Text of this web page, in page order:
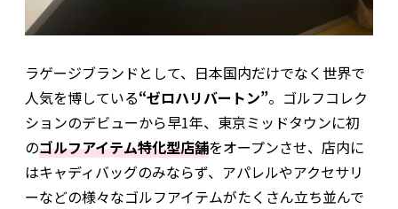
ラゲージブランドとして、日本国内だけでなく世界で
人気を博している“ゼロハリバートン”。ゴルフコレク
ションのデビューから早1年、東京ミッドタウンに初
のゴルフアイテム特化型店舗をオープンさせ、店内に
はキャディバッグのみならず、アパレルやアクセサリ
ーなどの様々なゴルフアイテムがたくさん立ち並んで